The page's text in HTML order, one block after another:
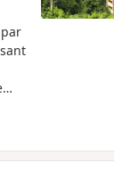
de